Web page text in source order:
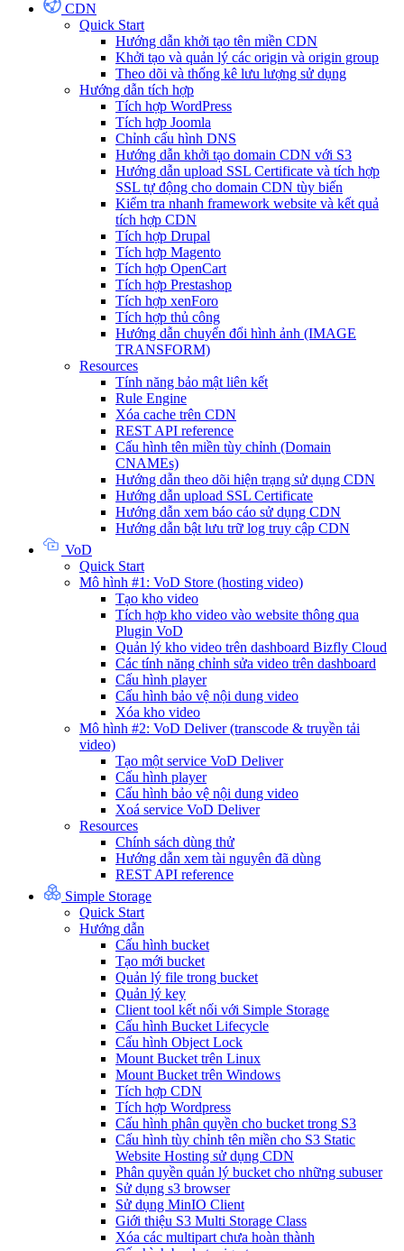
CDN
Quick Start
Hướng dẫn khởi tạo tên miền CDN
Khởi tạo và quản lý các origin và origin group
Theo dõi và thống kê lưu lượng sử dụng
Hướng dẫn tích hợp
Tích hợp WordPress
Tích hợp Joomla
Chỉnh cấu hình DNS
Hướng dẫn khởi tạo domain CDN với S3
Hướng dẫn upload SSL Certificate và tích hợp
SSL tự động cho domain CDN tùy biến
Kiểm tra nhanh framework website và kết quả
tích hợp CDN
Tích hợp Drupal
Tích hợp Magento
Tích hợp OpenCart
Tích hợp Prestashop
Tích hợp xenForo
Tích hợp thủ công
Hướng dẫn chuyển đổi hình ảnh (IMAGE
TRANSFORM)
Resources
Tính năng bảo mật liên kết
Rule Engine
Xóa cache trên CDN
REST API reference
Cấu hình tên miền tùy chỉnh (Domain
CNAMEs)
Hướng dẫn theo dõi hiện trạng sử dụng CDN
Hướng dẫn upload SSL Certificate
Hướng dẫn xem báo cáo sử dụng CDN
Hướng dẫn bật lưu trữ log truy cập CDN
VoD
Quick Start
Mô hình #1: VoD Store (hosting video)
Tạo kho video
Tích hợp kho video vào website thông qua
Plugin VoD
Quản lý kho video trên dashboard Bizfly Cloud
Các tính năng chỉnh sửa video trên dashboard
Cấu hình player
Cấu hình bảo vệ nội dung video
Xóa kho video
Mô hình #2: VoD Deliver (transcode & truyền tải
video)
Tạo một service VoD Deliver
Cấu hình player
Cấu hình bảo vệ nội dung video
Xoá service VoD Deliver
Resources
Chính sách dùng thử
Hướng dẫn xem tài nguyên đã dùng
REST API reference
Simple Storage
Quick Start
Hướng dẫn
Cấu hình bucket
Tạo mới bucket
Quản lý file trong bucket
Quản lý key
Client tool kết nối với Simple Storage
Cấu hình Bucket Lifecycle
Cấu hình Object Lock
Mount Bucket trên Linux
Mount Bucket trên Windows
Tích hợp CDN
Tích hợp Wordpress
Cấu hình phân quyền cho bucket trong S3
Cấu hình tùy chỉnh tên miền cho S3 Static
Website Hosting sử dụng CDN
Phân quyền quản lý bucket cho những subuser
Sử dụng s3 browser
Sử dụng MinIO Client
Giới thiệu S3 Multi Storage Class
Xóa các multipart chưa hoàn thành